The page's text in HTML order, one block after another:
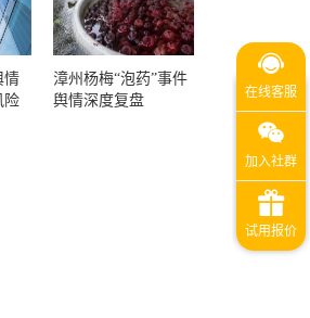
情
险
漳州杨梅“泡药”事件
舆情深度复盘